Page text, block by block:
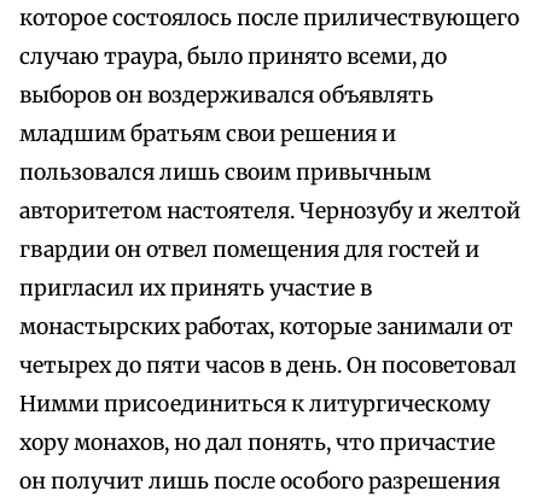
которое состоялось после приличествующего
случаю траура, было принято всеми, до
выборов он воздерживался объявлять
младшим братьям свои решения и
пользовался лишь своим привычным
авторитетом настоятеля. Чернозубу и желтой
гвардии он отвел помещения для гостей и
пригласил их принять участие в
монастырских работах, которые занимали от
четырех до пяти часов в день. Он посоветовал
Нимми присоединиться к литургическому
хору монахов, но дал понять, что причастие
он получит лишь после особого разрешения